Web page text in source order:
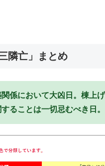
隣亡」まとめ
関係において大凶日。棟上
ることは一切忌むべき日。